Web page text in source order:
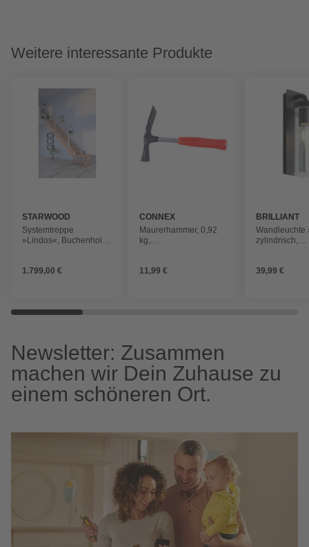
Weitere interessante Produkte
STARWOOD
Systemtreppe
»Lindos«, Buchenholz,
1.799,00 €
CONNEX
Maurerhammer, 0,92
kg,
11,99 €
BRILLIANT
Wandleuchte
zylindrisch,
39,99 €
Newsletter: Zusammen
machen wir Dein Zuhause zu
einem schöneren Ort.